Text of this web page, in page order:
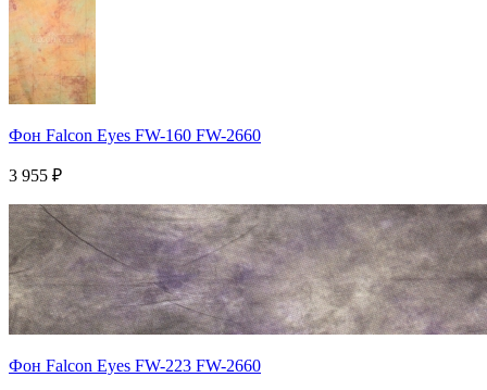
Фон Falcon Eyes FW-160 FW-2660
3 955 ₽
Фон Falcon Eyes FW-223 FW-2660